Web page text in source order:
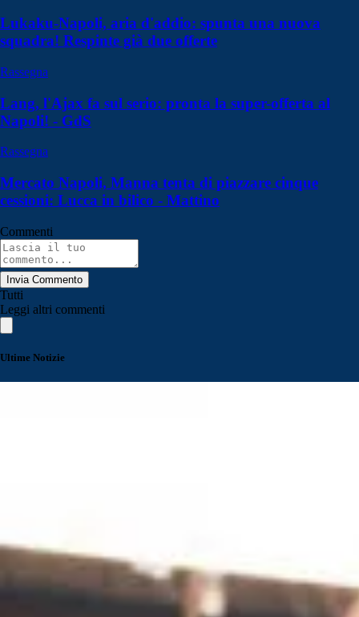
Lukaku-Napoli, aria d'addio: spunta una nuova
squadra! Respinte già due offerte
Rassegna
Lang, l'Ajax fa sul serio: pronta la super-offerta al
Napoli! - GdS
Rassegna
Mercato Napoli, Manna tenta di piazzare cinque
cessioni: Lucca in bilico - Mattino
Commenti
Invia Commento
Tutti
Leggi altri commenti
Ultime Notizie